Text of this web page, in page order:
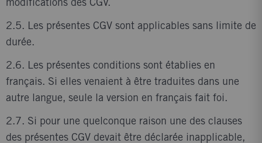
modifications des CGV.
2.5. Les présentes CGV sont applicables sans limite de
durée.
2.6. Les présentes conditions sont établies en
français. Si elles venaient à être traduites dans une
autre langue, seule la version en français fait foi.
2.7. Si pour une quelconque raison une des clauses
des présentes CGV devait être déclarée inapplicable,